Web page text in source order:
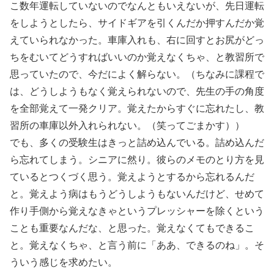
こ数年運転していないのでなんともいえないが、先日運転
をしようとしたら、サイドギアを引くんだか押すんだか覚
えていられなかった。車庫入れも、右に回すとお尻がどっ
ちをむいてどうすればいいのか覚えなくちゃ、と教習所で
思っていたので、今だによく解らない。（ちなみに課程で
は、どうしようもなく覚えられないので、先生の手の角度
を全部覚えて一発クリア。覚えたからすぐに忘れたし、教
習所の車庫以外入れられない。（笑ってごまかす））
でも、多くの受験生はきっと詰め込んでいる。詰め込んだ
ら忘れてしまう。シニアに然り。彼らのメモのとり方を見
ているとつくづく思う。覚えようとするから忘れるんだ
と。覚えよう病はもうどうしようもないんだけど、せめて
作り手側から覚えなきゃというプレッシャーを除くという
ことも重要なんだな、と思った。覚えなくてもできるこ
と。覚えなくちゃ、と言う前に「ああ、できるのね」。そ
ういう感じを求めたい。